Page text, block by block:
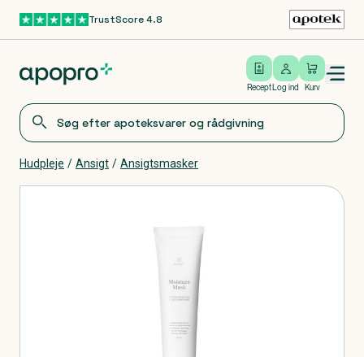
Gå til hovedindholdTrustScore 4.8
Recept
Log ind
Log ind Kurv
Open/close menu
Hudpleje / Ansigt / Ansigtsmasker